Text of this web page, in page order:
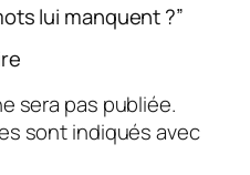
lui manquent ?”
sera pas publiée.
sont indiqués avec